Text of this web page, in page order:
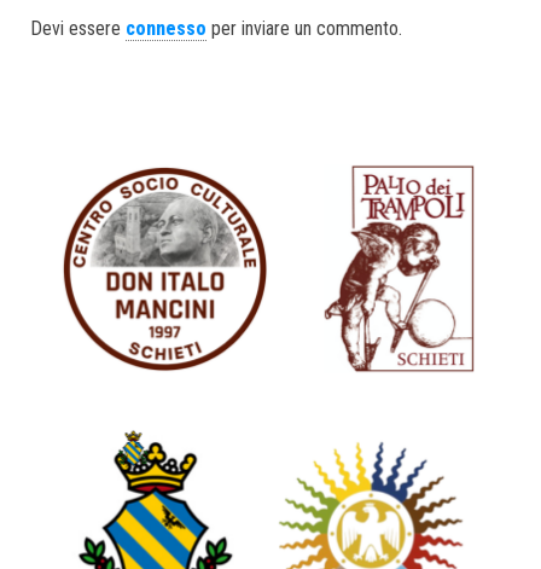
ok er In
Devi essere connesso per inviare un commento.